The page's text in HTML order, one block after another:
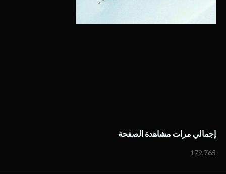
إجمالي مرات مشاهدة الصفحة
179,765